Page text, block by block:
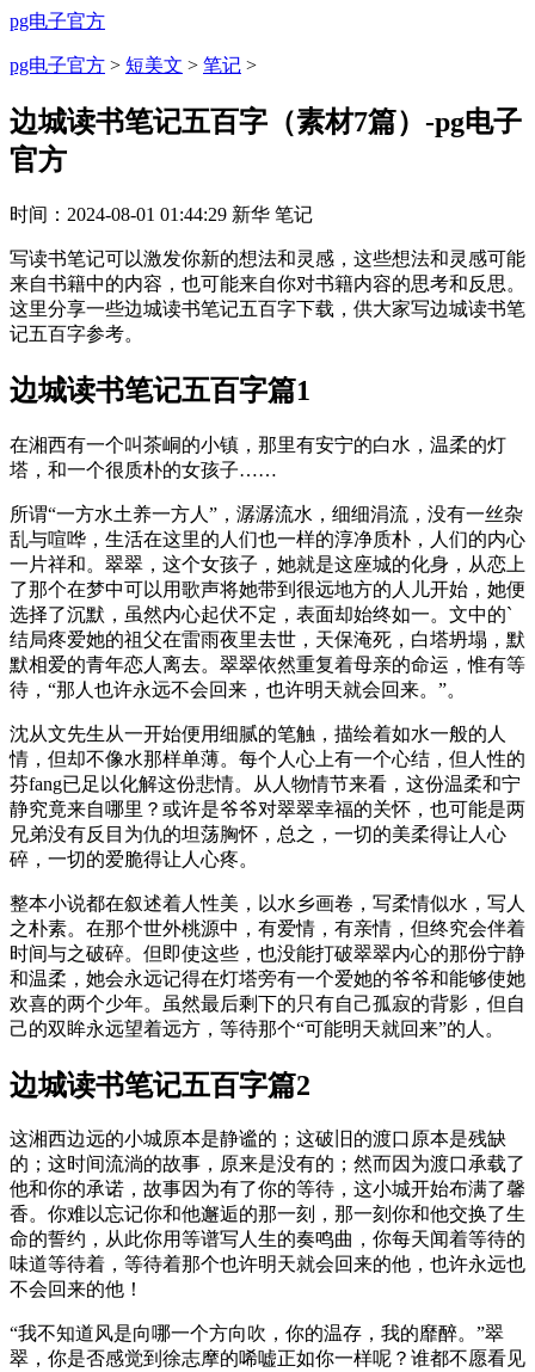
pg电子官方
pg电子官方 > 短美文 > 笔记 >
边城读书笔记五百字（素材7篇）-pg电子
官方
时间： 2024-08-01 01:44:29 新华 笔记
写读书笔记可以激发你新的想法和灵感，这些想法和灵感可能
来自书籍中的内容，也可能来自你对书籍内容的思考和反思。
这里分享一些边城读书笔记五百字下载，供大家写边城读书笔
记五百字参考。
边城读书笔记五百字篇1
在湘西有一个叫茶峒的小镇，那里有安宁的白水，温柔的灯
塔，和一个很质朴的女孩子……
所谓“一方水土养一方人”，潺潺流水，细细涓流，没有一丝杂
乱与喧哗，生活在这里的人们也一样的淳净质朴，人们的内心
一片祥和。翠翠，这个女孩子，她就是这座城的化身，从恋上
了那个在梦中可以用歌声将她带到很远地方的人儿开始，她便
选择了沉默，虽然内心起伏不定，表面却始终如一。文中的`
结局疼爱她的祖父在雷雨夜里去世，天保淹死，白塔坍塌，默
默相爱的青年恋人离去。翠翠依然重复着母亲的命运，惟有等
待，“那人也许永远不会回来，也许明天就会回来。”。
沈从文先生从一开始便用细腻的笔触，描绘着如水一般的人
情，但却不像水那样单薄。每个人心上有一个心结，但人性的
芬fang已足以化解这份悲情。从人物情节来看，这份温柔和宁
静究竟来自哪里？或许是爷爷对翠翠幸福的关怀，也可能是两
兄弟没有反目为仇的坦荡胸怀，总之，一切的美柔得让人心
碎，一切的爱脆得让人心疼。
整本小说都在叙述着人性美，以水乡画卷，写柔情似水，写人
之朴素。在那个世外桃源中，有爱情，有亲情，但终究会伴着
时间与之破碎。但即使这些，也没能打破翠翠内心的那份宁静
和温柔，她会永远记得在灯塔旁有一个爱她的爷爷和能够使她
欢喜的两个少年。虽然最后剩下的只有自己孤寂的背影，但自
己的双眸永远望着远方，等待那个“可能明天就回来”的人。
边城读书笔记五百字篇2
这湘西边远的小城原本是静谧的；这破旧的渡口原本是残缺
的；这时间流淌的故事，原来是没有的；然而因为渡口承载了
他和你的承诺，故事因为有了你的等待，这小城开始布满了馨
香。你难以忘记你和他邂逅的那一刻，那一刻你和他交换了生
命的誓约，从此你用等谱写人生的奏鸣曲，你每天闻着等待的
味道等待着，等待着那个也许明天就会回来的他，也许永远也
不会回来的他！
“我不知道风是向哪一个方向吹，你的温存，我的靡醉。”翠
翠，你是否感觉到徐志摩的唏嘘正如你一样呢？谁都不愿看见